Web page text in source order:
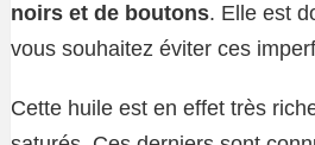
noirs et de boutons. Elle est
vous souhaitez éviter ces
Cette huile est en effet très